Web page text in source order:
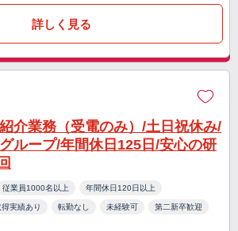
詳しく見る
介業務（受電のみ）/土日祝休み/
ループ/年間休日125日/安心の研
従業員1000名以上 年間休日120日以上
実績あり 転勤なし 未経験可 第二新卒歓迎